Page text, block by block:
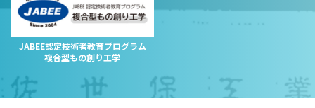
JABEE認定技術者教育プログラム
複合型もの創り工学